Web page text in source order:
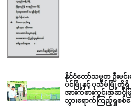
နိုင်ငံတော်သမ္မတ ဦးမ
ပင်မြို့နှင့် ပုသိမ်မြို့တို့ရှိ
အားကစားကွင်းအဆင့်မ
သွားရောက်ကြည့်ရှုစစ်